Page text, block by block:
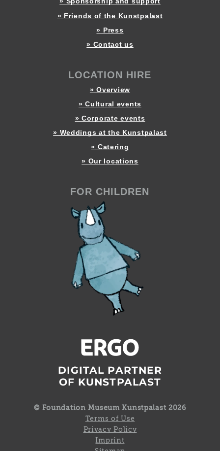
» Friends of the Kunstpalast
» Press
» Contact us
LOCATION HIRE
» Overview
» Cultural events
» Corporate events
» Weddings at the Kunstpalast
» Catering
» Our locations
FOR CHILDREN
DIGITAL PARTNER
OF KUNSTPALAST
© Foundation Museum Kunstpalast 2026
Terms of Use
Privacy Policy
Imprint